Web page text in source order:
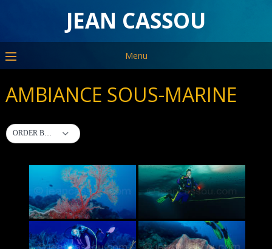
JEAN CASSOU
Menu
AMBIANCE SOUS-MARINE
ORDER BY DEFAULT